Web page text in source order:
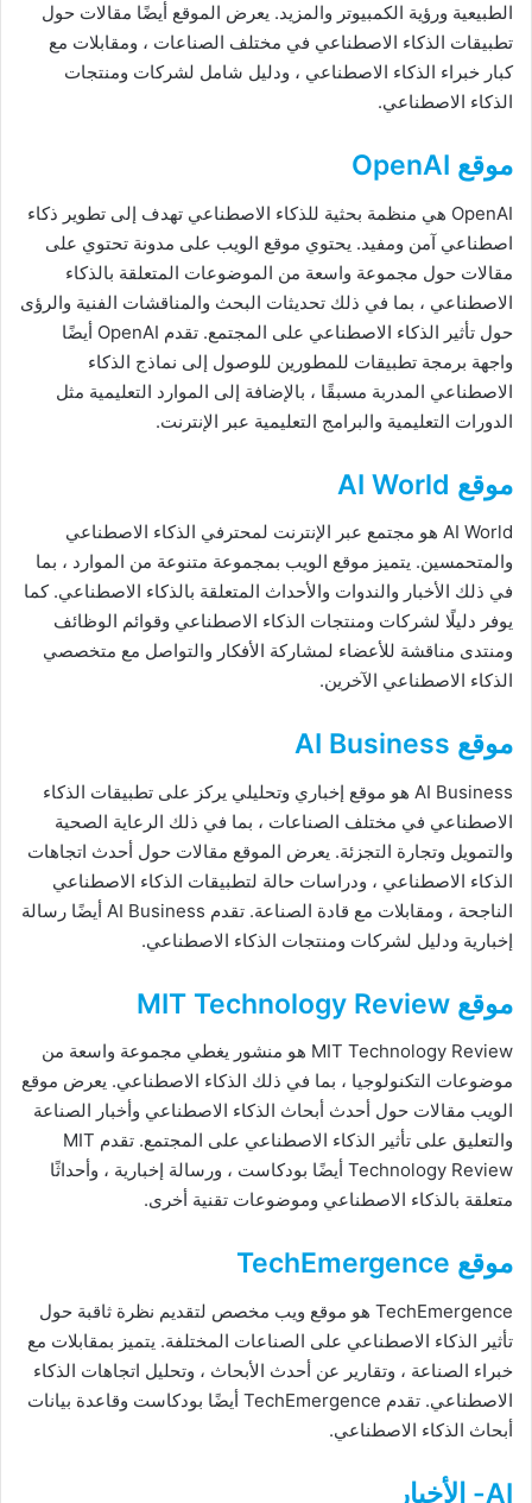
الطبيعية ورؤية الكمبيوتر والمزيد. يعرض الموقع أيضًا مقالات حول
تطبيقات الذكاء الاصطناعي في مختلف الصناعات ، ومقابلات مع
كبار خبراء الذكاء الاصطناعي ، ودليل شامل لشركات ومنتجات
الذكاء الاصطناعي.
موقع OpenAI
OpenAI هي منظمة بحثية للذكاء الاصطناعي تهدف إلى تطوير ذكاء
اصطناعي آمن ومفيد. يحتوي موقع الويب على مدونة تحتوي على
مقالات حول مجموعة واسعة من الموضوعات المتعلقة بالذكاء
الاصطناعي ، بما في ذلك تحديثات البحث والمناقشات الفنية والرؤى
حول تأثير الذكاء الاصطناعي على المجتمع. تقدم OpenAI أيضًا
واجهة برمجة تطبيقات للمطورين للوصول إلى نماذج الذكاء
الاصطناعي المدربة مسبقًا ، بالإضافة إلى الموارد التعليمية مثل
الدورات التعليمية والبرامج التعليمية عبر الإنترنت.
موقع AI World
AI World هو مجتمع عبر الإنترنت لمحترفي الذكاء الاصطناعي
والمتحمسين. يتميز موقع الويب بمجموعة متنوعة من الموارد ، بما
في ذلك الأخبار والندوات والأحداث المتعلقة بالذكاء الاصطناعي. كما
يوفر دليلًا لشركات ومنتجات الذكاء الاصطناعي وقوائم الوظائف
ومنتدى مناقشة للأعضاء لمشاركة الأفكار والتواصل مع متخصصي
الذكاء الاصطناعي الآخرين.
موقع AI Business
AI Business هو موقع إخباري وتحليلي يركز على تطبيقات الذكاء
الاصطناعي في مختلف الصناعات ، بما في ذلك الرعاية الصحية
والتمويل وتجارة التجزئة. يعرض الموقع مقالات حول أحدث اتجاهات
الذكاء الاصطناعي ، ودراسات حالة لتطبيقات الذكاء الاصطناعي
الناجحة ، ومقابلات مع قادة الصناعة. تقدم AI Business أيضًا رسالة
إخبارية ودليل لشركات ومنتجات الذكاء الاصطناعي.
موقع MIT Technology Review
MIT Technology Review هو منشور يغطي مجموعة واسعة من
موضوعات التكنولوجيا ، بما في ذلك الذكاء الاصطناعي. يعرض موقع
الويب مقالات حول أحدث أبحاث الذكاء الاصطناعي وأخبار الصناعة
والتعليق على تأثير الذكاء الاصطناعي على المجتمع. تقدم MIT
Technology Review أيضًا بودكاست ، ورسالة إخبارية ، وأحداثًا
متعلقة بالذكاء الاصطناعي وموضوعات تقنية أخرى.
موقع TechEmergence
TechEmergence هو موقع ويب مخصص لتقديم نظرة ثاقبة حول
تأثير الذكاء الاصطناعي على الصناعات المختلفة. يتميز بمقابلات مع
خبراء الصناعة ، وتقارير عن أحدث الأبحاث ، وتحليل اتجاهات الذكاء
الاصطناعي. تقدم TechEmergence أيضًا بودكاست وقاعدة بيانات
أبحاث الذكاء الاصطناعي.
AI- الأخبار